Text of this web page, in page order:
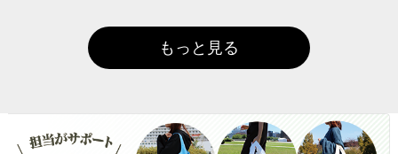
もっと見る